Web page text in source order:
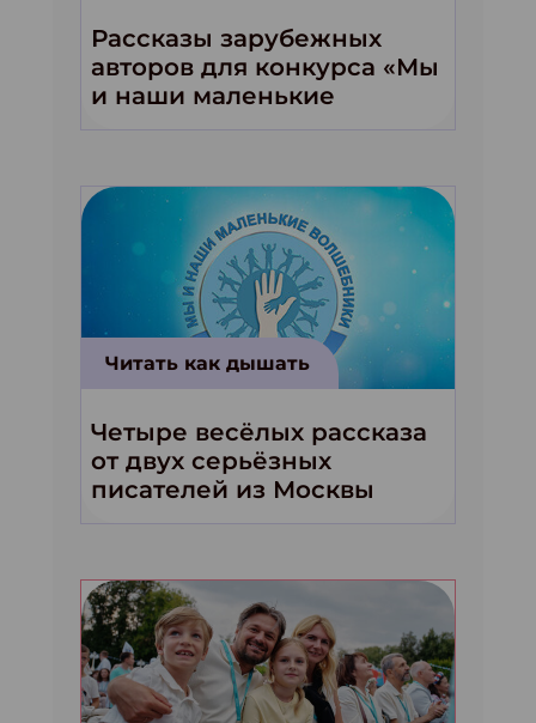
Рассказы зарубежных
авторов для конкурса «Мы
и наши маленькие
волшебники!»
Читать как дышать
Четыре весёлых рассказа
от двух серьёзных
писателей из Москвы